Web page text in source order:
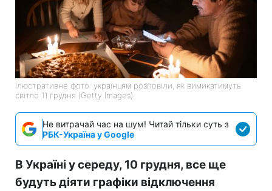
Ілюстративне фото: українцям розповіли, як вимикатимуть
світло 11 грудня (Getty Images)
Не витрачай час на шум! Читай тільки суть з
РБК-Україна у Google
В Україні у середу, 10 грудня, все ще
будуть діяти графіки відключення